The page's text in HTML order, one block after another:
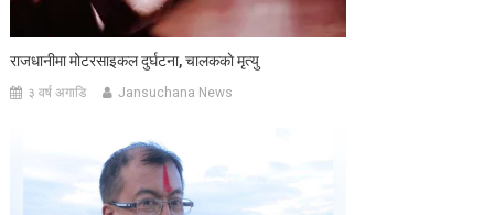
राजधानीमा मोटरसाइकल दुर्घटना, चालककाे मृत्यु
३ वर्ष अगाडि Jansuchana News